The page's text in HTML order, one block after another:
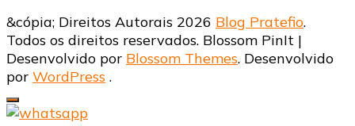
&cópia; Direitos Autorais 2026 Blog Pratefio.
Todos os direitos reservados. Blossom PinIt |
Desenvolvido por Blossom Themes. Desenvolvido
por WordPress .